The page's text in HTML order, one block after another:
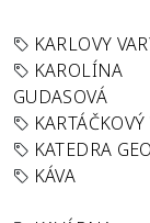
KARLOVY
KAROLÍNA
GUDASOVÁ
KATEDRA
KÁVA